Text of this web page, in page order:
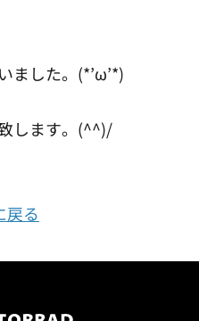
ました。(*’ω’*)
します。(^^)/
戻る